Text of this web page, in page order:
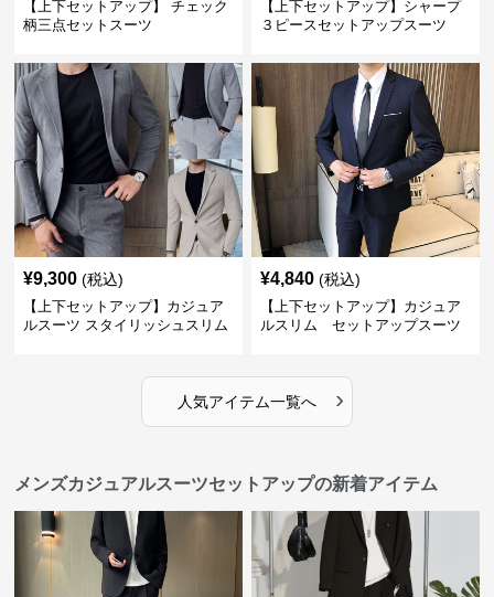
【上下セットアップ】 チェック
柄三点セットスーツ
【上下セットアップ】シャープ
３ピースセットアップスーツ
¥9,300 (税込)
【上下セットアップ】カジュア
ルスーツ スタイリッシュスリム
¥4,840 (税込)
【上下セットアップ】カジュア
ルスリム セットアップスーツ
人気アイテム一覧へ ›
メンズカジュアルスーツセットアップの新着アイテム